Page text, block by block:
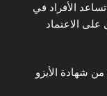
الأفراد في
على الاعتماد
شهادة الأيزو